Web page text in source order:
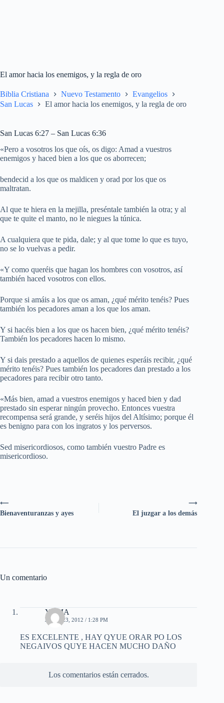
El amor hacia los enemigos, y la regla de oro
Biblia Cristiana Nuevo Testamento
Evangelios
San Lucas
El amor hacia los enemigos, y la regla de oro
San Lucas 6:27 – San Lucas 6:36
«Pero a vosotros los que oís, os digo: Amad a vuestros
enemigos y haced bien a los que os aborrecen;
bendecid a los que os maldicen y orad por los que os
maltratan.
Al que te hiera en la mejilla, preséntale también la otra; y al
que te quite el manto, no le niegues la túnica.
A cualquiera que te pida, dale; y al que tome lo que es tuyo,
no se lo vuelvas a pedir.
«Y como queréis que hagan los hombres con vosotros, así
también haced vosotros con ellos.
Porque si amáis a los que os aman, ¿qué mérito tenéis? Pues
también los pecadores aman a los que los aman.
Y si hacéis bien a los que os hacen bien, ¿qué mérito tenéis?
También los pecadores hacen lo mismo.
Y si dais prestado a aquellos de quienes esperáis recibir, ¿qué
mérito tenéis? Pues también los pecadores dan prestado a los
pecadores para recibir otro tanto.
«Más bien, amad a vuestros enemigos y haced bien y dad
prestado sin esperar ningún provecho. Entonces vuestra
recompensa será grande, y seréis hijos del Altísimo; porque él
es benigno para con los ingratos y los perversos.
Sed misericordiosos, como también vuestro Padre es
misericordioso.
⟶
El juzgar a los demás
⟵
Bienaventuranzas y ayes
Un comentario
YRMA
JUNIO 23, 2012 / 1:28 PM
ES EXCELENTE , HAY QYUE ORAR PO LOS
NEGAIVOS QUYE HACEN MUCHO DAÑO
Los comentarios están cerrados.